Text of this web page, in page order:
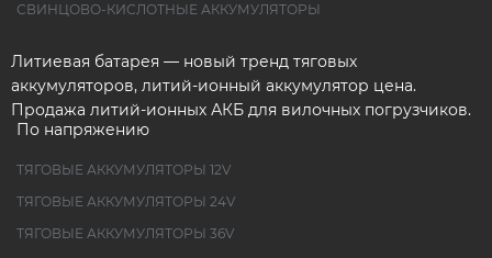
СВИНЦОВО-КИСЛОТНЫЕ АККУМУЛЯТОРЫ
Литиевая батарея — новый тренд тяговых
аккумуляторов, литий-ионный аккумулятор цена.
Продажа литий-ионных АКБ для вилочных погрузчиков.
По напряжению
ТЯГОВЫЕ АККУМУЛЯТОРЫ 12V
ТЯГОВЫЕ АККУМУЛЯТОРЫ 24V
ТЯГОВЫЕ АККУМУЛЯТОРЫ 36V